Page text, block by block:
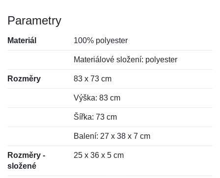
Parametry
Materiál 100% polyester
Materiálové složení: polyester
Rozměry 83 x 73 cm
Výška: 83 cm
Šířka: 73 cm
Balení: 27 x 38 x 7 cm
Rozměry -
složené
25 x 36 x 5 cm